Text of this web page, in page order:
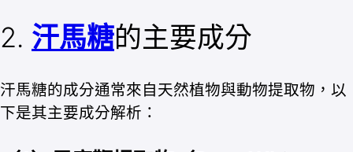
2. 汗馬糖的主要成分
汗馬糖的成分通常來自天然植物與動物提取物，以
下是其主要成分解析：